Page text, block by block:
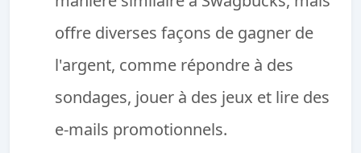
offre diverses façons de gagner de
l'argent, comme répondre à des
sondages, jouer à des jeux et lire des
e-mails promotionnels.